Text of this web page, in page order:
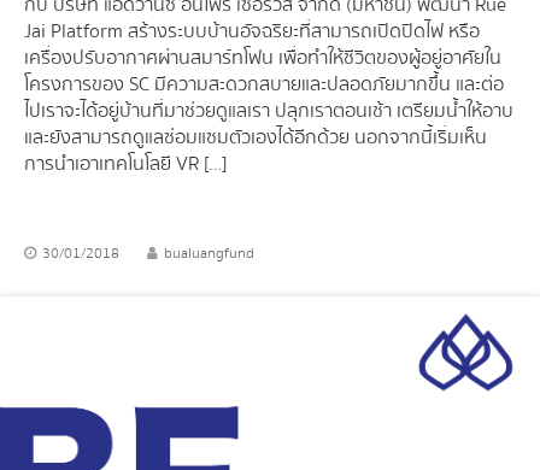
Jai Platform สร้างระบบบ้านอัจฉริยะที่สามารถเปิดปิดไฟ หรือ
เครื่องปรับอากาศผ่านสมาร์ทโฟน เพื่อทำให้ชีวิตของผู้อยู่อาศัยใน
โครงการของ SC มีความสะดวกสบายและปลอดภัยมากขึ้น และต่อ
ไปเราจะได้อยู่บ้านที่มาช่วยดูแลเรา ปลุกเราตอนเช้า เตรียมน้ำให้อาบ
และยังสามารถดูแลซ่อมแซมตัวเองได้อีกด้วย นอกจากนี้เริ่มเห็น
การนำเอาเทคโนโลยี VR […]
30/01/2018 bualuangfund